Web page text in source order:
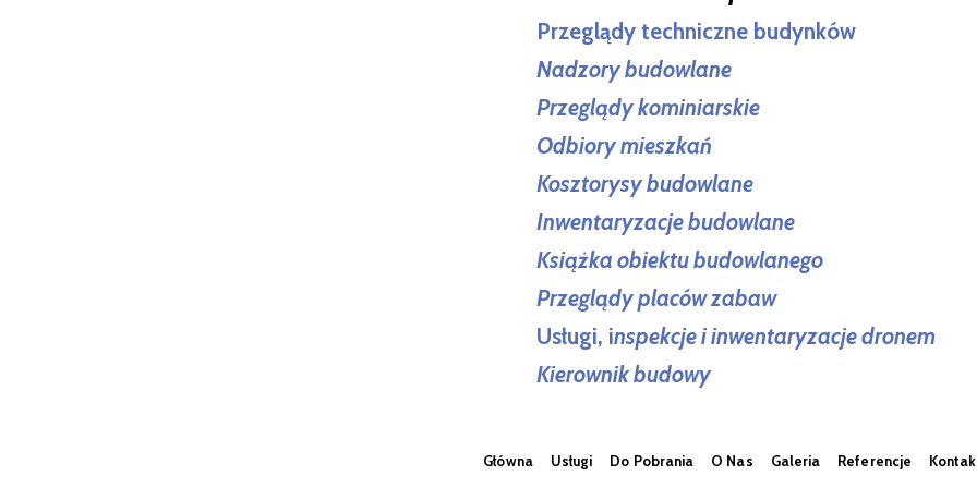
Przeglądy techniczne budynków
Nadzory budowlane
Przeglądy kominiarskie
Odbiory mieszkań
Kosztorysy budowlane
Inwentaryzacje budowlane
Książka obiektu budowlanego
Przeglądy placów zabaw
Usługi, inspekcje i inwentaryzacje dronem
Kierownik budowy
Główna Usługi Do Pobrania O Nas Galeria Referencje